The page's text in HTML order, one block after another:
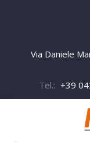
Via Daniele
Tel.: +39